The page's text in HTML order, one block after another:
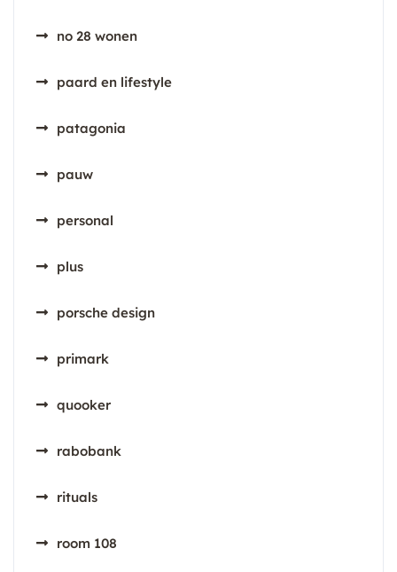
no 28 wonen
paard en lifestyle
patagonia
pauw
personal
plus
porsche design
primark
quooker
rabobank
rituals
room 108